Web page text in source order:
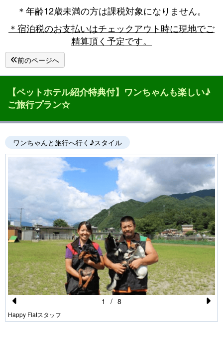
＊年齢12歳未満の方は課税対象になりません。
＊宿泊税のお支払いはチェックアウト時に現地でご
精算頂く予定です。
前のページへ
【ペットホテル紹介特典付】ワンちゃんも楽しい♪
ご旅行プラン☆
ワンちゃんと旅行へ行く♪スタイル
Pr
Happy Flatスタッフ
1 / 8